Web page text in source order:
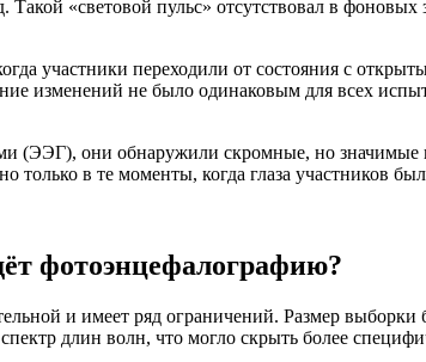
Такой «световой пульс» отсутствовал в
участники переходили от состояния с
изменений не было одинаковым для всех
(ЭЭГ), они обнаружили скромные, но
только в те моменты, когда глаза участников
фотоэнцефалографию?
и имеет ряд ограничений. Размер
длин волн, что могло скрыть более